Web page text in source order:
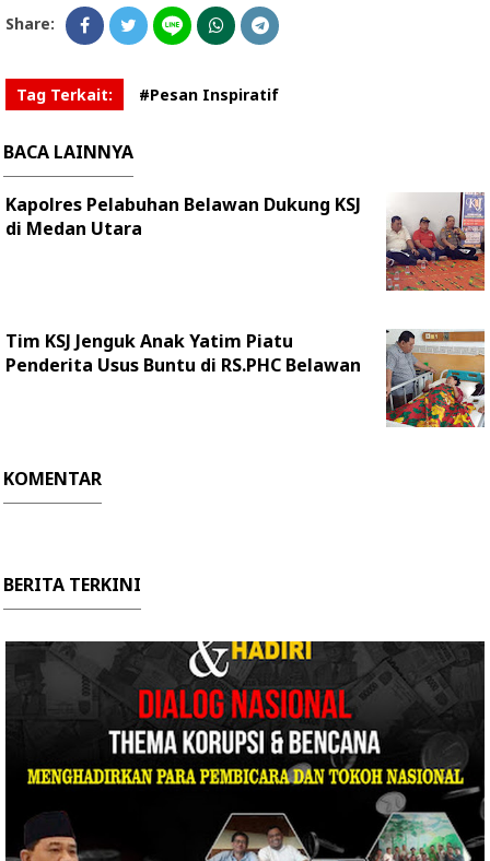
Share:
Tag Terkait: #Pesan Inspiratif
BACA LAINNYA
Kapolres Pelabuhan Belawan Dukung KSJ
di Medan Utara
Tim KSJ Jenguk Anak Yatim Piatu
Penderita Usus Buntu di RS.PHC Belawan
KOMENTAR
BERITA TERKINI